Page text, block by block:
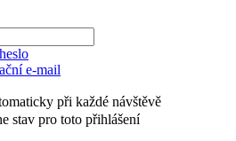
e-mail
při každé návštěvě
stav pro toto přihlášení